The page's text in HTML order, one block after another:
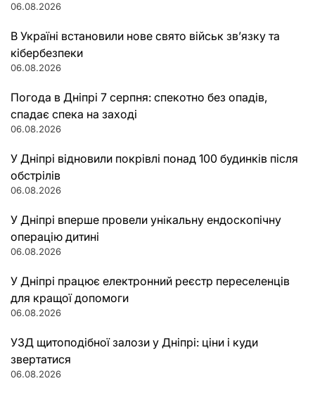
06.08.2026
В Україні встановили нове свято військ зв’язку та
кібербезпеки
06.08.2026
Погода в Дніпрі 7 серпня: спекотно без опадів,
спадає спека на заході
06.08.2026
У Дніпрі відновили покрівлі понад 100 будинків після
обстрілів
06.08.2026
У Дніпрі вперше провели унікальну ендоскопічну
операцію дитині
06.08.2026
У Дніпрі працює електронний реєстр переселенців
для кращої допомоги
06.08.2026
УЗД щитоподібної залози у Дніпрі: ціни і куди
звертатися
06.08.2026